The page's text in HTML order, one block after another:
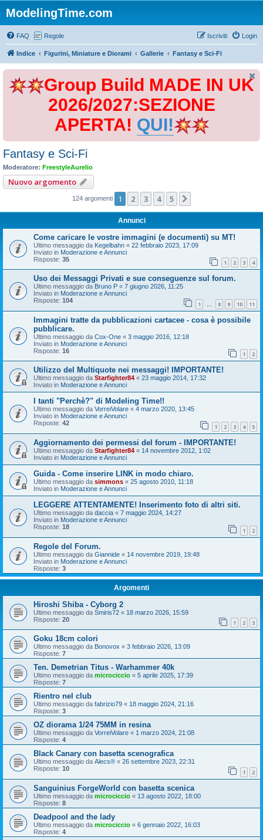
ModelingTime.com
FAQ Regole Login
Iscriviti
Indice Figurini, Miniature e Diorami Gallerie Fantasy e Sci-Fi
Group Build MADE IN UK
2026/2027:SEZIONE
APERTA! QUI!
Fantasy e Sci-Fi
Moderatore: FreestyleAurelio
Nuovo argomento
124 argomenti 1 2 3 4 5
Annunci
Come caricare le vostre immagini (e documenti) su MT!
Ultimo messaggio da Kegelbahn « 22 febbraio 2023, 17:09
Inviato in Moderazione e Annunci
Risposte: 35 1 2 3 4
Uso dei Messaggi Privati e sue conseguenze sul forum.
Ultimo messaggio da Bruno P « 7 giugno 2026, 11:25
Inviato in Moderazione e Annunci
Risposte: 104 1 … 8 9 10 11
Immagini tratte da pubblicazioni cartacee - cosa è possibile
pubblicare.
Ultimo messaggio da Cox-One « 3 maggio 2016, 12:18
Inviato in Moderazione e Annunci
Risposte: 16 1 2
Utilizzo del Multiquote nei messaggi! IMPORTANTE!
Ultimo messaggio da Starfighter84 « 23 maggio 2014, 17:32
Inviato in Moderazione e Annunci
I tanti "Perchè?" di Modeling Time!!
Ultimo messaggio da VorreiVolare « 4 marzo 2020, 13:45
Inviato in Moderazione e Annunci
Risposte: 42 1 2 3 4 5
Aggiornamento dei permessi del forum - IMPORTANTE!
Ultimo messaggio da Starfighter84 « 14 novembre 2012, 1:02
Inviato in Moderazione e Annunci
Guida - Come inserire LINK in modo chiaro.
Ultimo messaggio da simmons « 25 agosto 2010, 11:18
Inviato in Moderazione e Annunci
LEGGERE ATTENTAMENTE! Inserimento foto di altri siti.
Ultimo messaggio da daccia « 7 maggio 2024, 14:27
Inviato in Moderazione e Annunci
Risposte: 18 1 2
Regole del Forum.
Ultimo messaggio da Giannide « 14 novembre 2019, 19:48
Inviato in Moderazione e Annunci
Risposte: 3
Argomenti
Hiroshi Shiba - Cyborg 2
Ultimo messaggio da Smiris72 « 18 marzo 2026, 15:59
Risposte: 20 1 2 3
Goku 18cm colori
Ultimo messaggio da Bonovox « 3 febbraio 2026, 13:09
Risposte: 7
Ten. Demetrian Titus - Warhammer 40k
Ultimo messaggio da microciccio « 5 aprile 2025, 17:39
Risposte: 7
Rientro nel club
Ultimo messaggio da fabrizio79 « 18 maggio 2024, 21:16
Risposte: 3
OZ diorama 1/24 75MM in resina
Ultimo messaggio da VorreiVolare « 1 marzo 2024, 21:08
Risposte: 4
Black Canary con basetta scenografica
Ultimo messaggio da Alecs® « 26 settembre 2023, 22:31
Risposte: 10 1 2
Sanguinius ForgeWorld con basetta scenica
Ultimo messaggio da microciccio « 13 agosto 2022, 18:00
Risposte: 8
Deadpool and the lady
Ultimo messaggio da microciccio « 6 gennaio 2022, 16:03
Risposte: 4